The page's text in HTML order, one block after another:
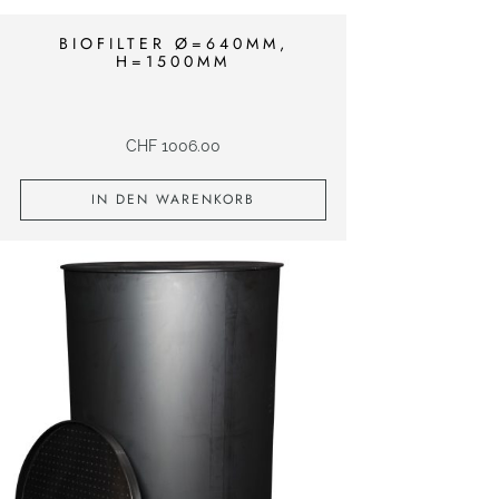
BIOFILTER Ø=640MM,
H=1500MM
CHF 1006.00
IN DEN WARENKORB